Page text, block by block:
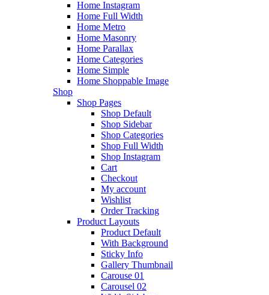
Home Instagram
Home Full Width
Home Metro
Home Masonry
Home Parallax
Home Categories
Home Simple
Home Shoppable Image
Shop
Shop Pages
Shop Default
Shop Sidebar
Shop Categories
Shop Full Width
Shop Instagram
Cart
Checkout
My account
Wishlist
Order Tracking
Product Layouts
Product Default
With Background
Sticky Info
Gallery Thumbnail
Carouse 01
Carousel 02